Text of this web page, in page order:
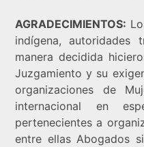
AGRADECIMIENTOS:
indígena,
manera decidida
Juzgamiento y su
organizaciones de
internacional en
pertenecientes a
entre ellas Abogados